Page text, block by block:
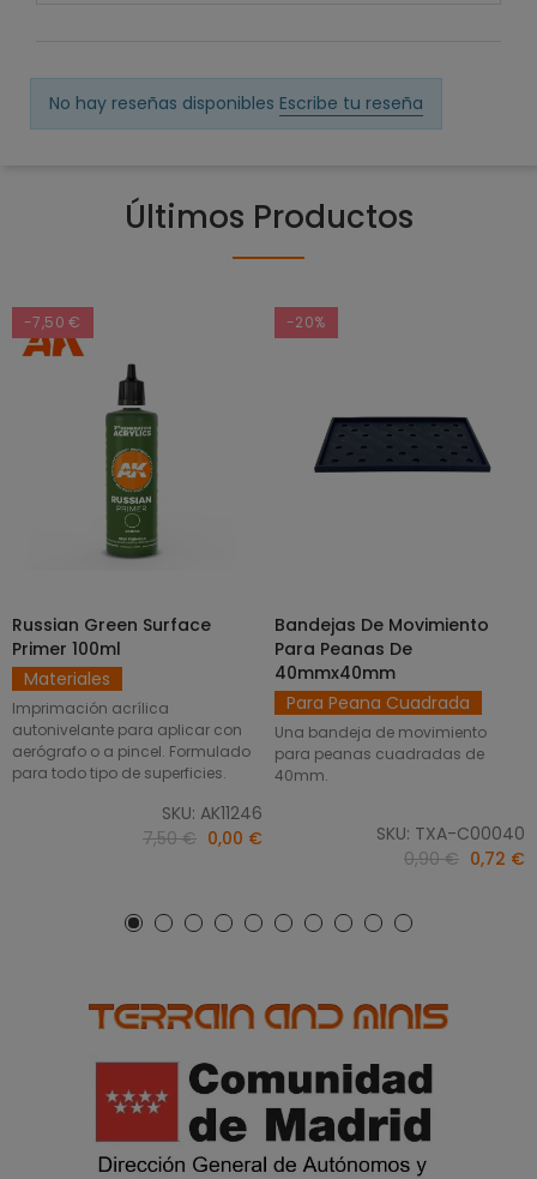
No hay reseñas disponibles Escribe tu reseña
Últimos Productos
-7,50 €
AÑADIR AL CARRITO
Russian Green Surface
Primer 100ml
Materiales
Imprimación acrílica
autonivelante para aplicar con
aerógrafo o a pincel. Formulado
para todo tipo de superficies.
SKU: AK11246
7,50 € 0,00 €
-20%
SELECCIONAR OPCIONES
Bandejas De Movimiento
Para Peanas De
40mmx40mm
Para Peana Cuadrada
Una bandeja de movimiento
para peanas cuadradas de
40mm.
SKU: TXA-C00040
0,90 € 0,72 €